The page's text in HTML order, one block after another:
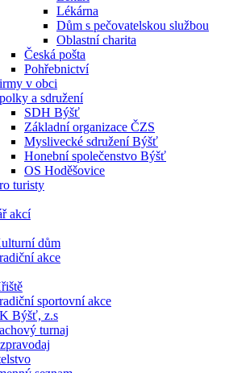
Lékárna
Dům s pečovatelskou službou
Oblastní charita
Česká pošta
Pohřebnictví
v obci
a sdružení
SDH Býšť
Základní organizace ČZS
Myslivecké sdružení Býšť
Honební společenstvo Býšť
OS Hoděšovice
turisty
akcí
dům
akce
sportovní akce
Býšť, z.s
turnaj